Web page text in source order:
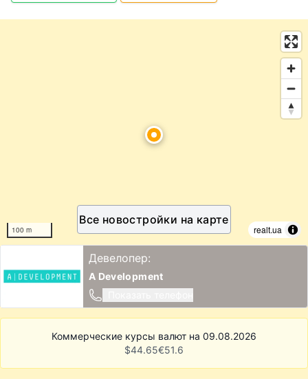
100 m realt.ua
Все новостройки на карте
Девелопер:
A Development
Коммерческие курсы валют на 09.08.2026
$44.65€51.6